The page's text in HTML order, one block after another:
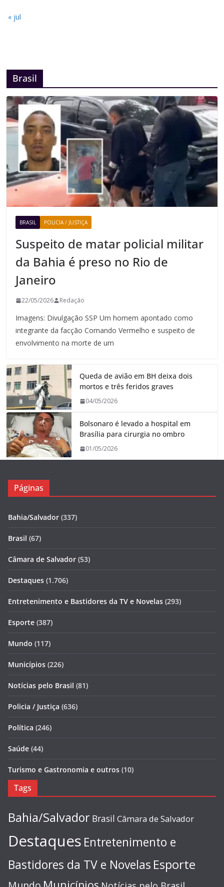
« jul
Brasil
BRASIL POLICIA / JUSTIÇA
Suspeito de matar policial militar
da Bahia é preso no Rio de
Janeiro
22/05/2026 Redação
Imagens: Divulgação SSP Um homem apontado como
integrante da facção Comando Vermelho e suspeito de
envolvimento na morte de um
Queda de avião em BH deixa dois
mortos e três feridos graves
04/05/2026
Bolsonaro é levado a hospital em
Brasília para cirurgia no ombro
01/05/2026
Páginas
Bahia/Salvador (337)
Brasil (67)
Câmara de Salvador (53)
Destaques (1.706)
Entretenimento e Bastidores da TV e Novelas (293)
Esporte (387)
Mundo (117)
Municípios (226)
Notícias pelo Brasil (81)
Policia / Justiça (636)
Política (246)
Saúde (44)
Turismo e Gastronomia e outros (10)
Tags
Bahia/Salvador Brasil Câmara de Salvador
Destaques Entretenimento e
Bastidores da TV e Novelas Esporte